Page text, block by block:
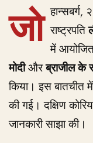
जो हान्सबर्ग,
राष्ट्रपति
में
मोदीऔरब्राजील के
किया। इस बातचीत
की गई। दक्षिण
जानकारी साझा की।